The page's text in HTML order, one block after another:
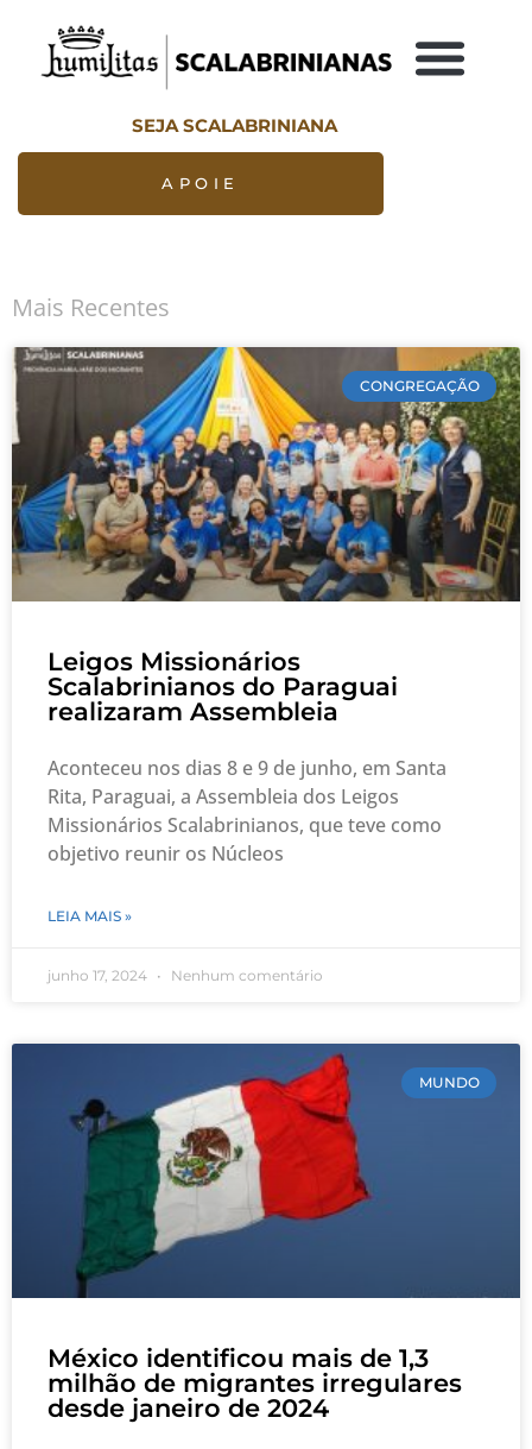
SEJA SCALABRINIANA
APOIE
Mais Recentes
CONGREGAÇÃO
Leigos Missionários
Scalabrinianos do Paraguai
realizaram Assembleia
Aconteceu nos dias 8 e 9 de junho, em Santa
Rita, Paraguai, a Assembleia dos Leigos
Missionários Scalabrinianos, que teve como
objetivo reunir os Núcleos
LEIA MAIS »
junho 17, 2024 Nenhum comentário
MUNDO
México identificou mais de 1,3
milhão de migrantes irregulares
desde janeiro de 2024